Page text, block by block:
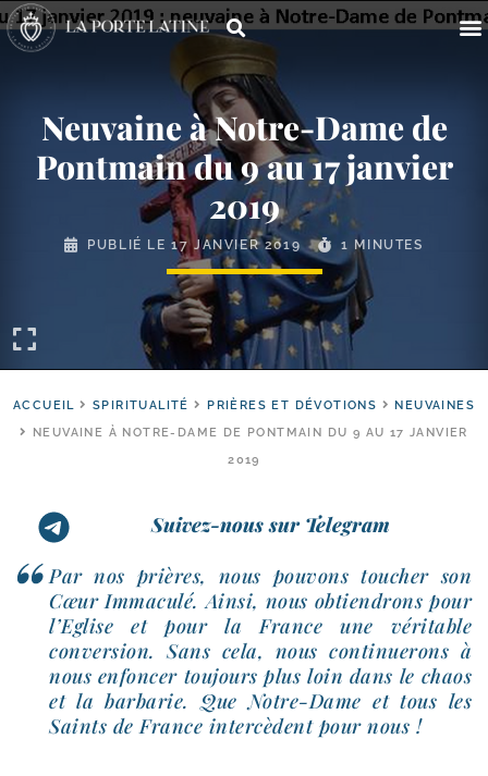
Neuvaine à Notre-​Dame de
Pontmain du 9 au 17 janvier
2019
PUBLIÉ LE17 JANVIER 2019 1 MINUTES
ACCUEIL SPIRITUALITÉ PRIÈRES ET DÉVOTIONS
NEUVAINES
NEUVAINE À NOTRE-DAME DE PONTMAIN DU 9 AU 17 JANVIER
2019
Suivez-nous sur Telegram
Par nos prières, nous pou­vons tou­cher son
Cœur Immaculé. Ainsi, nous obtien­drons pour
l’Eglise et pour la France une véri­table
conver­sion. Sans cela, nous conti­nue­rons à
nous enfon­cer tou­jours plus loin dans le chaos
et la bar­ba­rie. Que Notre-​Dame et tous les
Saints de France inter­cèdent pour nous !